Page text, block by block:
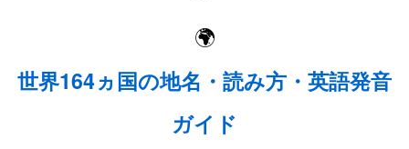
🌍
世界164ヵ国の地名・読み方・英語発音
ガイド